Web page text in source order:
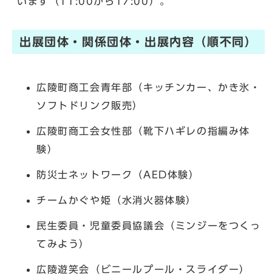
出展団体・関係団体・出展内容（順不同）
広陵町商工会青年部（キッチンカー、かき氷・
ソフトドリンク販売）
広陵町商工会女性部（靴下ハギレの指編み体
験）
防災士ネットワーク（AED体験）
チームかぐや姫（水消火器体験）
民生委員・児童委員協議会（ミンジーをつくっ
てみよう）
広陵遊笑会（ビニールプール・スライダー）